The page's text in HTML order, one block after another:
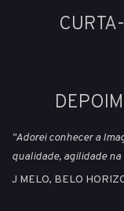
"Adorei conhecer a
qualidade, agilidade na
J MELO, BELO